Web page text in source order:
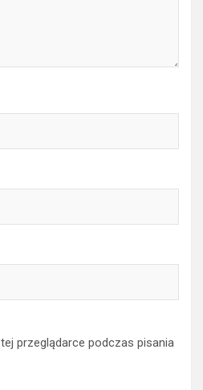
przeglądarce podczas pisania